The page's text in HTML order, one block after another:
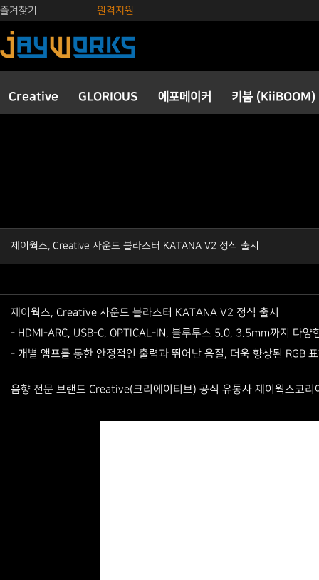
즐겨찾기 원격지원
Creative GLORIOUS 에포메이커 키붐 (KiiBOOM)
제이웍스, Creative 사운드 블라스터 KATANA V2 정식 출시
제이웍스, Creative 사운드 블라스터 KATANA V2 정식 출시
- HDMI-ARC, USB-C, OPTICAL-IN, 블루투스 5.0, 3.5mm까지 다양
- 개별 앰프를 통한 안정적인 출력과 뛰어난 음질, 더욱 향상된 RGB
음향 전문 브랜드 Creative(크리에이티브) 공식 유통사 제이웍스코